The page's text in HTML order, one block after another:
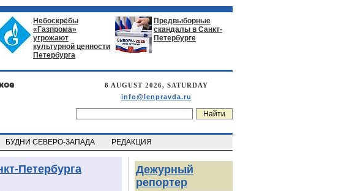
Небоскрёбы
«Газпрома»
угрожают
культурной ценности
Петербурга
Предвыборные
скандалы в Санкт-
Петербурге
8 AUGUST 2026, SATURDAY
info@lenpravda.ru
БУДНИ СЕВЕРО-ЗАПАДА РЕДАКЦИЯ
Петербурга
Дежурный
репортер